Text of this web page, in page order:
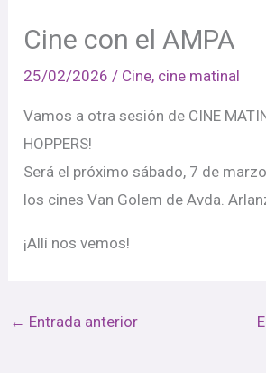
Cine con el AMPA
25/02/2026/ Cine, cine matinal
Vamos a otra sesión de CINE
HOPPERS!
Será el próximo sábado, 7 de
los cines Van Golem de Avda.
¡Allí nos vemos!
← Entrada anterior